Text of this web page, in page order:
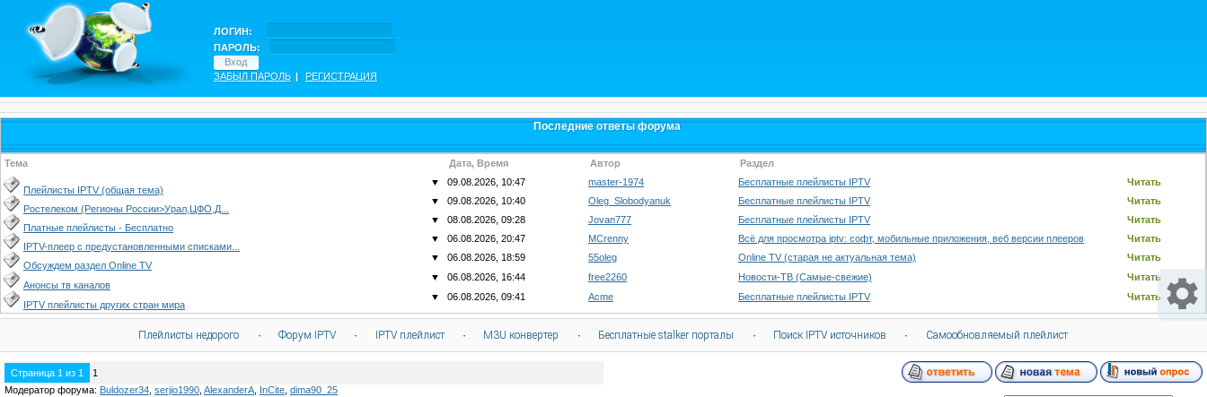
ЛОГИН:
ПАРОЛЬ:
ЗАБЫЛ ПАРОЛЬ | РЕГИСТРАЦИЯ
Последние ответы форума
Тема Дата, Время Автор Раздел
Плейлисты IPTV (общая тема)
▼ 09.08.2026, 10:47 master-1974 Бесплатные плейлисты IPTV Читать
Ростелеком (Регионы России>Урал,ЦФО,Д...
▼ 09.08.2026, 10:40 Oleg_Slobodyanuk Бесплатные плейлисты IPTV Читать
Платные плейлисты - Бесплатно
▼ 08.08.2026, 09:28 Jovan777 Бесплатные плейлисты IPTV Читать
IPTV-плеер с предустановленными списками...
▼ 06.08.2026, 20:47 MCrenny Всё для просмотра iptv: софт, мобильные приложения, веб версии плееров Читать
Обсуждем раздел Online TV
▼ 06.08.2026, 18:59 55oleg Online TV (старая не актуальная тема) Читать
Анонсы тв каналов
▼ 06.08.2026, 16:44 free2260 Новости-ТВ (Самые-свежие) Читать
IPTV плейлисты других стран мира
▼ 06.08.2026, 09:41 Acme Бесплатные плейлисты IPTV Читать
Плейлисты недорого · Форум IPTV · IPTV плейлист · M3U конвертер · Бесплатные stalker порталы · Поиск IPTV источников · Самообновляемый плейлист
Страница 1 из 1
1
Модератор форума: Buldozer34 serjio1990 AlexanderA InCite dima90_25